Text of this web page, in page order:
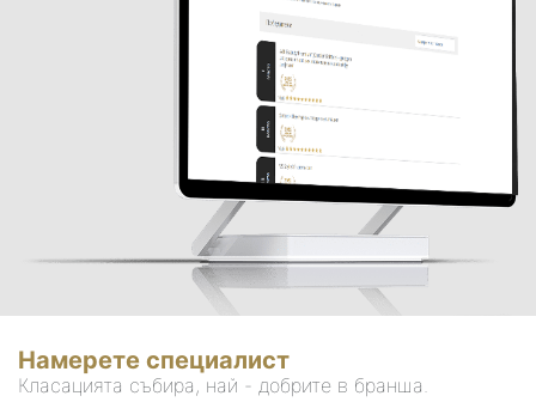
Намерете специалист
Класацията събира, най - добрите в бранша.